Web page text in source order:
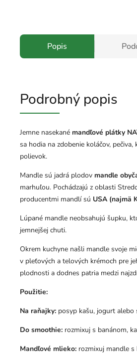
Popis
Podrobný popis
Jemne nasekané mandľové plátky
sa hodia na zdobenie koláčov,
polievok.
Mandle sú jadrá plodov mandle
marhuľou. Pochádzajú z oblasti
producentmi mandlí sú USA (najmä
Lúpané mandle neobsahujú šupku,
jemnejšej chuti.
Okrem kuchyne našli mandle svoje
v pleťových a telových krémoch pre
plodnosti a dodnes patria medzi
Použitie:
Na raňajky: posyp kašu, jogurt
Do smoothie: rozmixuj s banánom,
Mandľové mlieko: rozmixuj mandle